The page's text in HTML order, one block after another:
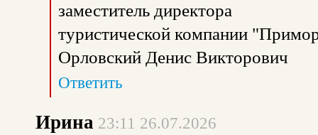
заместитель директора
туристической компании
Орловский Денис Викторович
Ответить
Ирина 23:11 26.07.2026